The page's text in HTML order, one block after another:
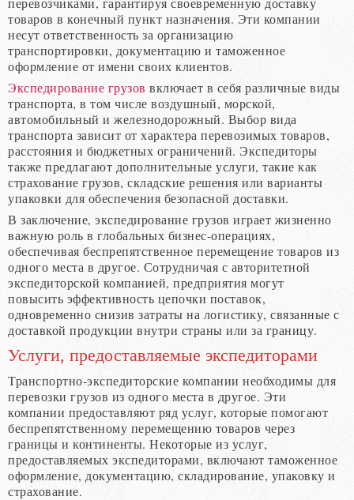
товаров в конечный пункт назначения. Эти компании
несут ответственность за организацию
транспортировки, документацию и таможенное
оформление от имени своих клиентов.
Экспедирование грузов включает в себя различные виды
транспорта, в том числе воздушный, морской,
автомобильный и железнодорожный. Выбор вида
транспорта зависит от характера перевозимых товаров,
расстояния и бюджетных ограничений. Экспедиторы
также предлагают дополнительные услуги, такие как
страхование грузов, складские решения или варианты
упаковки для обеспечения безопасной доставки.
В заключение, экспедирование грузов играет жизненно
важную роль в глобальных бизнес-операциях,
обеспечивая беспрепятственное перемещение товаров из
одного места в другое. Сотрудничая с авторитетной
экспедиторской компанией, предприятия могут
повысить эффективность цепочки поставок,
одновременно снизив затраты на логистику, связанные с
доставкой продукции внутри страны или за границу.
Услуги, предоставляемые экспедиторами
Транспортно-экспедиторские компании необходимы для
перевозки грузов из одного места в другое. Эти
компании предоставляют ряд услуг, которые помогают
беспрепятственному перемещению товаров через
границы и континенты. Некоторые из услуг,
предоставляемых экспедиторами, включают таможенное
оформление, документацию, складирование, упаковку и
страхование.